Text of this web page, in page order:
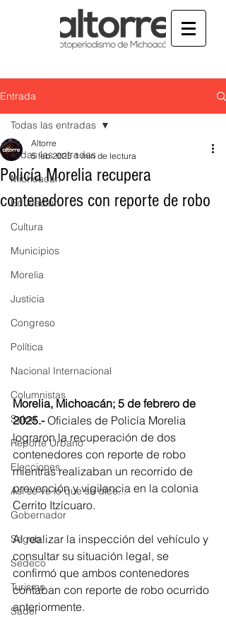
Entrada
Todas las entradas
Michoacán
Educación
Cultura
Municipios
Morelia
Justicia
Congreso
Política
Nacional Internacional
Columnistas
Salud
Reporte Urbano
Elecciones
Así se ve lo que se dice...
Gobernador
Segob
Sedeco
Turismo
Sader
Todas las entradas
Policía Morelia recupera
contenedores con reporte de robo
Altorre
5 feb 2025 1 min de lectura
Morelia, Michoacán; 5 de febrero de
2025.- Oficiales de Policía Morelia
lograron la recuperación de dos
contenedores con reporte de robo
mientras realizaban un recorrido de
prevención y vigilancia en la colonia
Cerrito Itzícuaro.
Al realizar la inspección del vehículo y
consultar su situación legal, se
confirmó que ambos contenedores
contaban con reporte de robo ocurrido
anteriormente.